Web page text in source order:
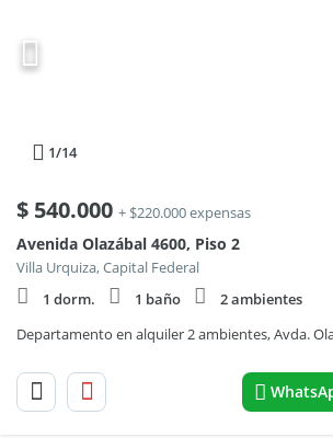
1/14
$ 540.000 + $220.000 expensas
Avenida Olazábal 4600, Piso 2
Villa Urquiza, Capital Federal
1 dorm.
1 baño
2 ambientes